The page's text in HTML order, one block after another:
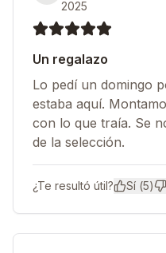
2025
Un regalazo
Lo pedí un domingo
estaba aquí.
con lo que traía. Se
de la selección.
¿Te resultó útil? Sí (5)